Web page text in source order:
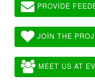
PROVIDE
JOIN THE
MEET US AT